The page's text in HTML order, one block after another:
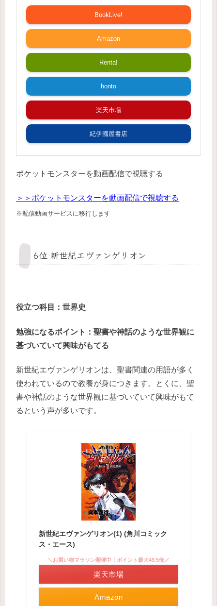
BookLive!
Amazon
Renta!
honto
楽天市場
紀伊國屋書店
ポケットモンスターを動画配信で視聴する
＞＞ポケットモンスターを動画配信で視聴する
※配信動画サービスに移行します
6位 新世紀エヴァンゲリオン
役立つ科目：世界史
勉強になるポイント：聖書や神話のような世界観に
基づいていて興味がもてる
新世紀エヴァンゲリオンは、聖書関連の用語が多く
使われているので教養が身につきます。とくに、聖
書や神話のような世界観に基づいていて興味がもて
るという声が多いです。
新世紀エヴァンゲリオン(1) (角川コミック
ス・エース)
Amazon
＼お買い物マラソン開催中！ポイント最大49.5倍／
楽天市場